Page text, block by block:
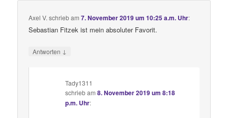
Axel V. schriebam7. November 2019 um 10:25 a.m. Uhr:
Sebastian Fitzek ist mein absoluter Favorit.
Antworten ↓
Tady1311
schriebam8. November 2019 um 8:18
p.m. Uhr: